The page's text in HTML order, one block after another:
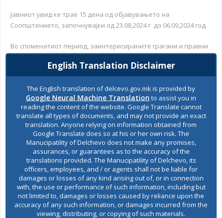
Јавниот увид ке трае 15 дена од објавувањето на
Соопштението, започнувајки од 23.08,2024 г до 06.09,2024 год.
Во споменатиот период, заинтерисираните грагани и правни
лиоца ид конкретното подрачје опфатено со планот ке може
да доставуваат писмени забелечки, предлози и анкетни
листови до Општина Делчево.
58583 Анкетен лист
8283 Соопштение
Municipality of Delchevo
Goran Trajkovski
SHARES
Views: 957
English Translation Disclaimer
The English translation of delcevo.gov.mk is provided by
Google Neural Machine Translation to assist you in
reading the content of the website. Google Translate cannot
translate all types of documents, and may not provide an exact
translation. Anyone relying on information obtained from
Google Translate does so at his or her own risk. The
Manucipatility of Delchevo does not make any promises,
assurances, or guarantees as to the accuracy of the
translations provided. The Manucipatility of Delchevo, its
officers, employees, and / or agents shall not be liable for
damages or losses of any kind arising out of, or in connection
with, the use or performance of such information, including but
not limited to, damages or losses caused by reliance upon the
accuracy of any such information, or damages incurred from the
viewing, distributing, or copying of such materials.